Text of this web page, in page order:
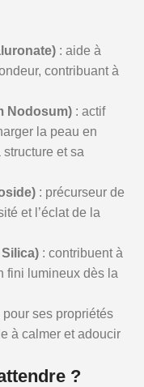
: aide à
contribuant à
Nodosum) : actif
la peau en
et sa
: précurseur de
et l’éclat de la
: contribuent à
fini lumineux dès la
pour ses propriétés
à calmer et adoucir
?